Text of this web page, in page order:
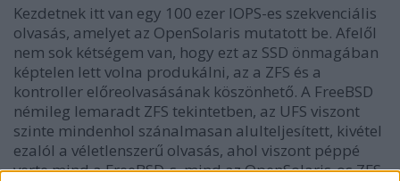
Kezdetnek itt van egy 100 ezer IOPS-es szekvenciális
olvasás, amelyet az OpenSolaris mutatott be. Afelől
nem sok kétségem van, hogy ezt az SSD önmagában
képtelen lett volna produkálni, az a ZFS és a
kontroller előreolvasásának köszönhető. A FreeBSD
némileg lemaradt ZFS tekintetben, az UFS viszont
szinte mindenhol szánalmasan alulteljesített, kivétel
ezalól a véletlenszerű olvasás, ahol viszont péppé
verte mind a FreeBSD-s, mind az OpenSolaris-os ZFS-